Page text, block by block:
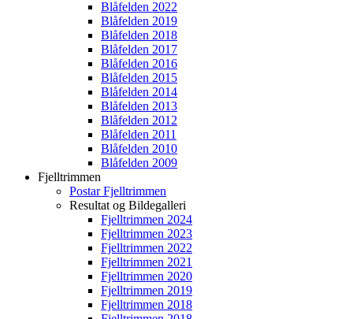
Blåfelden 2022
Blåfelden 2019
Blåfelden 2018
Blåfelden 2017
Blåfelden 2016
Blåfelden 2015
Blåfelden 2014
Blåfelden 2013
Blåfelden 2012
Blåfelden 2011
Blåfelden 2010
Blåfelden 2009
Fjelltrimmen
Postar Fjelltrimmen
Resultat og Bildegalleri
Fjelltrimmen 2024
Fjelltrimmen 2023
Fjelltrimmen 2022
Fjelltrimmen 2021
Fjelltrimmen 2020
Fjelltrimmen 2019
Fjelltrimmen 2018